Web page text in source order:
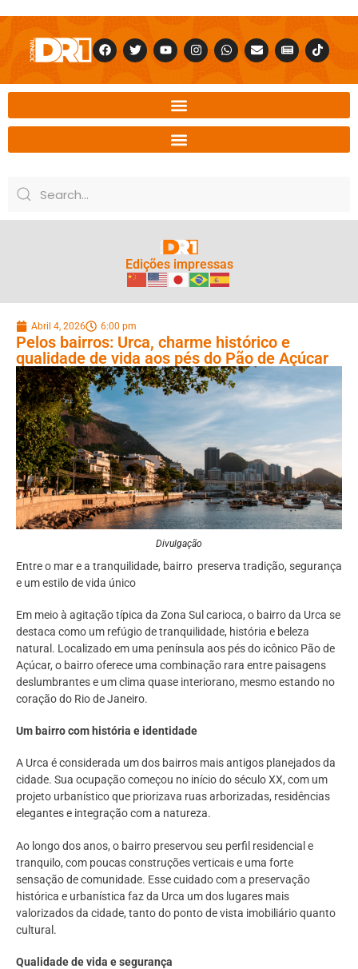
Edições impressas
Abril 4, 2026 6:00 pm
Pelos bairros: Urca, charme histórico e
qualidade de vida aos pés do Pão de Açúcar
Divulgação
Entre o mar e a tranquilidade, bairro preserva tradição, segurança
e um estilo de vida único
Em meio à agitação típica da Zona Sul carioca, o bairro da Urca se
destaca como um refúgio de tranquilidade, história e beleza
natural. Localizado em uma península aos pés do icônico Pão de
Açúcar, o bairro oferece uma combinação rara entre paisagens
deslumbrantes e um clima quase interiorano, mesmo estando no
coração do Rio de Janeiro.
Um bairro com história e identidade
A Urca é considerada um dos bairros mais antigos planejados da
cidade. Sua ocupação começou no início do século XX, com um
projeto urbanístico que priorizava ruas arborizadas, residências
elegantes e integração com a natureza.
Ao longo dos anos, o bairro preservou seu perfil residencial e
tranquilo, com poucas construções verticais e uma forte
sensação de comunidade. Esse cuidado com a preservação
histórica e urbanística faz da Urca um dos lugares mais
valorizados da cidade, tanto do ponto de vista imobiliário quanto
cultural.
Qualidade de vida e segurança